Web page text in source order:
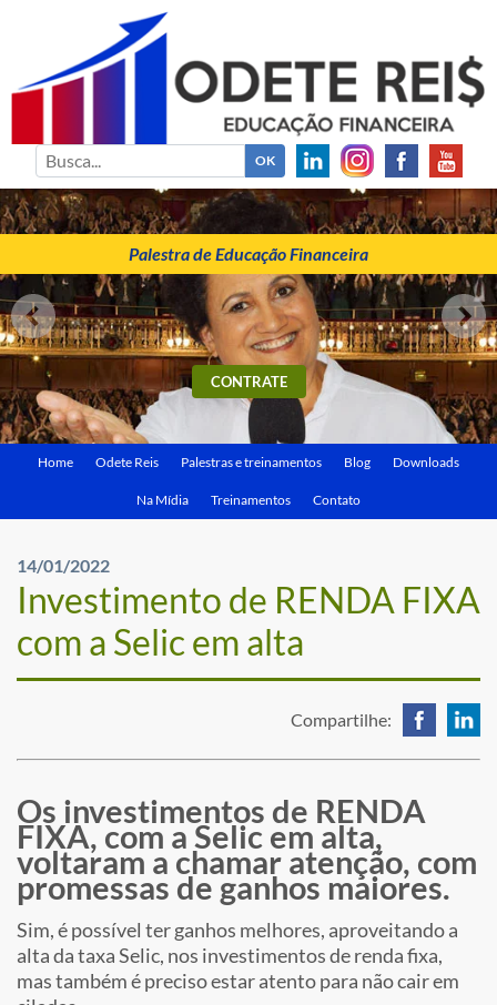
ODETE REIS
Palestrante de Educação Financeira
Palestra de Educação Financeira
CONTRATE
Home Odete Reis Palestras e treinamentos Blog Downloads
Na Mídia Treinamentos Contato
14/01/2022
Investimento de RENDA FIXA
com a Selic em alta
Compartilhe:
Os investimentos de RENDA
FIXA, com a Selic em alta,
voltaram a chamar atenção, com
promessas de ganhos maiores.
Sim, é possível ter ganhos melhores, aproveitando a
alta da taxa Selic, nos investimentos de renda fixa,
mas também é preciso estar atento para não cair em